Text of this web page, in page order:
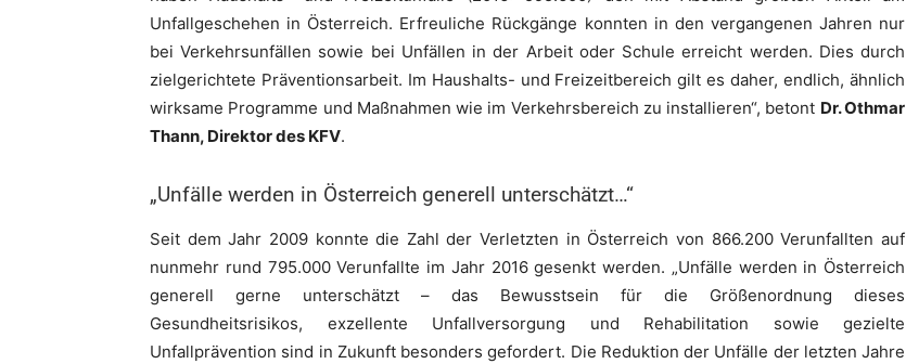
Unfallgeschehen in Österreich. Erfreuliche Rückgänge konnten in den vergangenen Jahren nur
bei Verkehrsunfällen sowie bei Unfällen in der Arbeit oder Schule erreicht werden. Dies durch
zielgerichtete Präventionsarbeit. Im Haushalts- und Freizeitbereich gilt es daher, endlich, ähnlich
wirksame Programme und Maßnahmen wie im Verkehrsbereich zu installieren“, betont Dr. Othmar
Thann, Direktor des KFV.
„Unfälle werden in Österreich generell unterschätzt…“
Seit dem Jahr 2009 konnte die Zahl der Verletzten in Österreich von 866.200 Verunfallten auf
nunmehr rund 795.000 Verunfallte im Jahr 2016 gesenkt werden. „Unfälle werden in Österreich
generell gerne unterschätzt – das Bewusstsein für die Größenordnung dieses
Gesundheitsrisikos, exzellente Unfallversorgung und Rehabilitation sowie gezielte
Unfallprävention sind in Zukunft besonders gefordert. Die Reduktion der Unfälle der letzten Jahre